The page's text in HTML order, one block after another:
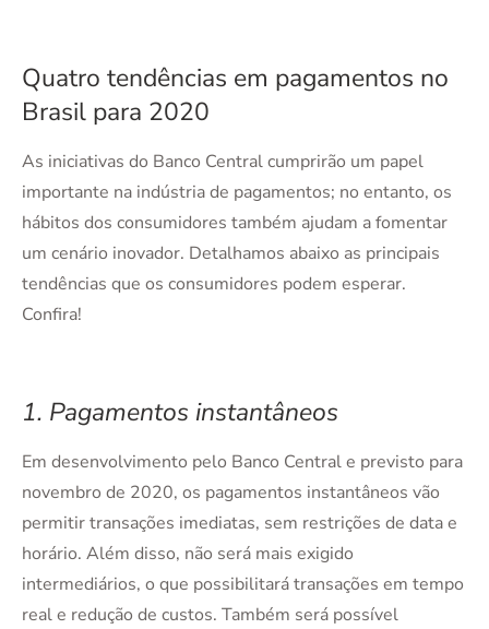
Quatro tendências em pagamentos no
Brasil para 2020
As iniciativas do Banco Central cumprirão um papel
importante na indústria de pagamentos; no entanto, os
hábitos dos consumidores também ajudam a fomentar
um cenário inovador. Detalhamos abaixo as principais
tendências que os consumidores podem esperar.
Confira!
1. Pagamentos instantâneos
Em desenvolvimento pelo Banco Central e previsto para
novembro de 2020, os pagamentos instantâneos vão
permitir transações imediatas, sem restrições de data e
horário. Além disso, não será mais exigido
intermediários, o que possibilitará transações em tempo
real e redução de custos. Também será possível